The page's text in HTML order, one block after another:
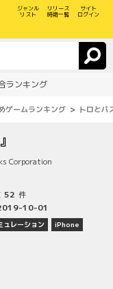
ジャンル
リスト
リリース
時期一覧
サイト
ログイン
ランキング
ゲームランキング トロと
Corporation
52 件
10-01
ュレーション
iPhone